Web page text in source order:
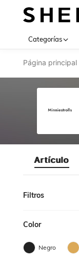
Categorías
Página principal
Artículo
Filtros
Color
Negro